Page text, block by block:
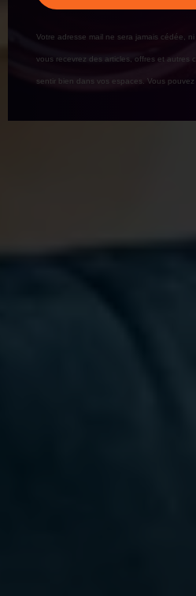
Votre adresse mail ne sera jamais cédée,
vous recevrez des articles, offres et autres
sentir bien dans vos espaces. Vous